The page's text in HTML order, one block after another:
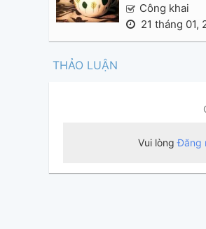
Công khai
21 tháng 01,
THẢO LUẬN